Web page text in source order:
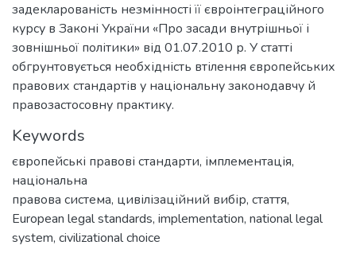
задекларованість незмінності її євроінтеграційного
курсу в Законі України «Про засади внутрішньої і
зовнішньої політики» від 01.07.2010 р. У статті
обгрунтовується необхідність втілення європейських
правових стандартів у національну законодавчу й
правозастосовну практику.
Keywords
європейські правові стандарти, імплементація,
національна
правова система, цивілізаційний вибір, стаття,
European legal standards, implementation, national legal
system, civilizational choice